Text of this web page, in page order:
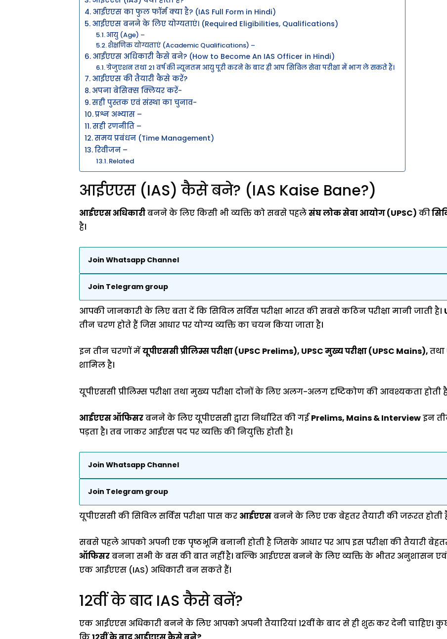
आईएएस का फुल फॉर्म क्या है? (IAS Full Form in Hindi)
आईएएस बनने के लिए योग्यताएं। (Required Eligibilities, Qualifications)
आयु (Age) –
शैक्षणिक योग्यताएं (Academic Qualifications) –
आईएएस अधिकारी कैसे बने? (How to Become An IAS Officer in Hindi)
ग्रेजुएशन तथा 21 वर्ष की न्यूनतम आयु पूरी करने के बाद ही आप सिविल सेवा परीक्षा में भाग ले सकते हैं।
आईएएस की तैयारी कैसे करें?
अपना बेसिक्स क्लियर करें-
सही पुस्तक एवं संस्था का चुनाव-
प्रश्न अभ्यास –
सही रणनीति –
समय प्रबंधन (Time Management)
रिवीजन –
Related
आईएएस (IAS) कैसे बने? (IAS Kaise Bane?)
आईएएस अधिकारीबनने के लिए किसी भी व्यक्ति को सबसे पहलेसंघ लोक सेवा आयोग (UPSC) की
है।
Join Whatsapp Channel
Join Telegram group
आपकी जानकारी के लिए बता दें कि सिविल सर्विस परीक्षा भारत की सबसे कठिन परीक्षा मानी जाती है।
तीन चरण होते हैं जिस आधार पर योग्य व्यक्ति का चयन किया जाता है।
इन तीन चरणों मेंयूपीएससी प्रीलिम्स परीक्षा (UPSC Prelims), UPSC मुख्य परीक्षा (UPSC Mains),तथा
शामिल है।
यूपीएससी प्रीलिम्स परीक्षा तथा मुख्य परीक्षा दोनों के लिए अलग-अलग दृष्टिकोण की आवश्यकता होती
आईएएस ऑफिसरबनने के लिए यूपीएससी द्वारा निर्धारित की गईPrelims, Mains & Interviewइन
पड़ता है। तब जाकर आईएस पद पर व्यक्ति की नियुक्ति होती है।
Join Whatsapp Channel
Join Telegram group
यूपीएससी की सिविल सर्विस परीक्षा पास कर आईएएसबनने के लिए एक बेहतर तैयारी की जरूरत होती
सबसे पहले आपको अपनी एक पृष्ठभूमि बनानी होती है जिसके आधार पर आप इस परीक्षा की तैयारी
ऑफिसरबनना सभी के बस की बात नहीं है। बल्कि आईएएस बनने के लिए व्यक्ति के भीतर अनुशासन एवं
एक आईएएस (IAS) अधिकारी बन सकते हैं।
12वीं के बाद IAS कैसे बनें?
एक आईएएस अधिकारी बनने के लिए आपको अपनी तैयारियां 12वीं के बाद से ही शुरु कर देनी चाहिए।